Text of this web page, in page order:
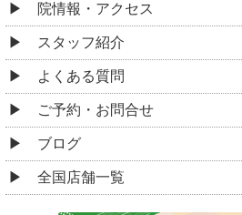
院情報・アクセス
スタッフ紹介
よくある質問
ご予約・お問合せ
ブログ
全国店舗一覧